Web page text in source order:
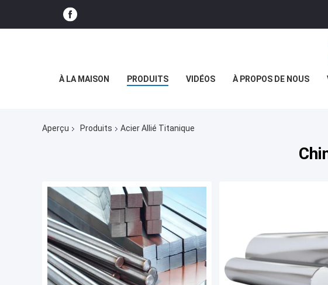
À LA MAISON PRODUITS VIDÉOS À PROPOS DE NOUS
Aperçu Produits Acier Allié Titanique